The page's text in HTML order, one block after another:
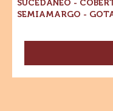
SUCEDÁNEO -
SEMIAMARGO -